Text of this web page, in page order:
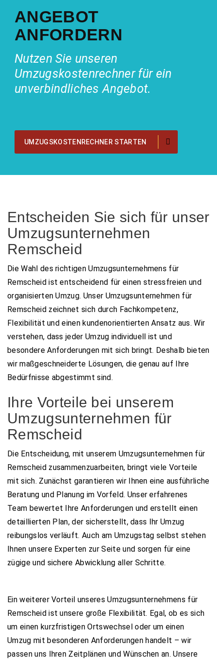
ANGEBOT
ANFORDERN
Nutzen Sie unseren
Umzugskostenrechner für ein
unverbindliches Angebot.
UMZUGSKOSTENRECHNER STARTEN
Entscheiden Sie sich für unser
Umzugsunternehmen
Remscheid
Die Wahl des richtigen Umzugsunternehmens für
Remscheid ist entscheidend für einen stressfreien und
organisierten Umzug. Unser Umzugsunternehmen für
Remscheid zeichnet sich durch Fachkompetenz,
Flexibilität und einen kundenorientierten Ansatz aus. Wir
verstehen, dass jeder Umzug individuell ist und
besondere Anforderungen mit sich bringt. Deshalb bieten
wir maßgeschneiderte Lösungen, die genau auf Ihre
Bedürfnisse abgestimmt sind.
Ihre Vorteile bei unserem
Umzugsunternehmen für
Remscheid
Die Entscheidung, mit unserem Umzugsunternehmen für
Remscheid zusammenzuarbeiten, bringt viele Vorteile
mit sich. Zunächst garantieren wir Ihnen eine ausführliche
Beratung und Planung im Vorfeld. Unser erfahrenes
Team bewertet Ihre Anforderungen und erstellt einen
detaillierten Plan, der sicherstellt, dass Ihr Umzug
reibungslos verläuft. Auch am Umzugstag selbst stehen
Ihnen unsere Experten zur Seite und sorgen für eine
zügige und sichere Abwicklung aller Schritte.
Ein weiterer Vorteil unseres Umzugsunternehmens für
Remscheid ist unsere große Flexibilität. Egal, ob es sich
um einen kurzfristigen Ortswechsel oder um einen
Umzug mit besonderen Anforderungen handelt – wir
passen uns Ihren Zeitplänen und Wünschen an. Unsere